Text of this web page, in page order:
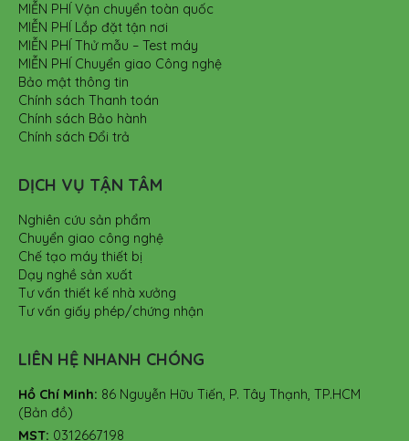
MIỄN PHÍ Vận chuyển toàn quốc
MIỄN PHÍ Lắp đặt tận nơi
MIỄN PHÍ Thử mẫu – Test máy
MIỄN PHÍ Chuyển giao Công nghệ
Bảo mật thông tin
Chính sách Thanh toán
Chính sách Bảo hành
Chính sách Đổi trả
DỊCH VỤ TẬN TÂM
Nghiên cứu sản phẩm
Chuyển giao công nghệ
Chế tạo máy thiết bị
Dạy nghề sản xuất
Tư vấn thiết kế nhà xưởng
Tư vấn giấy phép/chứng nhận
LIÊN HỆ NHANH CHÓNG
Hồ Chí Minh: 86 Nguyễn Hữu Tiến, P. Tây Thạnh, TP.HCM
(Bản đồ)
MST: 0312667198